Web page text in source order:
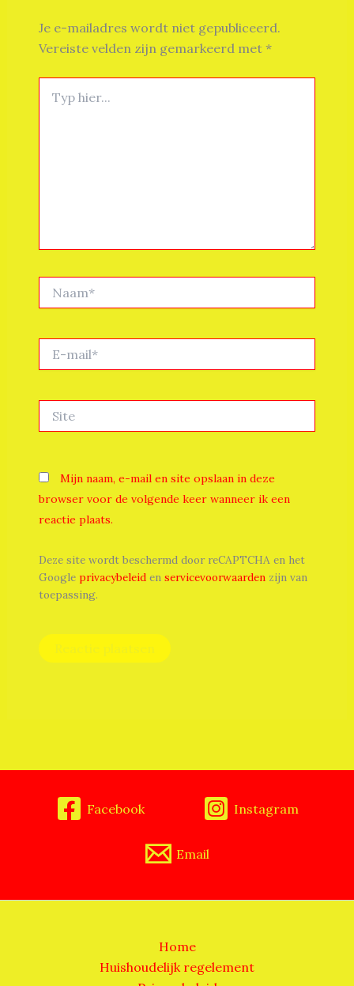
Je e-mailadres wordt niet gepubliceerd.
Vereiste velden zijn gemarkeerd met *
hier...
mail*
Mijn naam, e-mail en site opslaan in deze
browser voor de volgende keer wanneer ik een
reactie plaats.
Deze site wordt beschermd door reCAPTCHA en het
Google privacybeleiden servicevoorwaardenzijn van
toepassing.
Facebook Instagram
Email
Home
Huishoudelijk regelement